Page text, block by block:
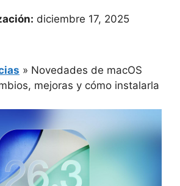
diciembre 17, 2025
» Novedades de macOS
mejoras y cómo instalarla